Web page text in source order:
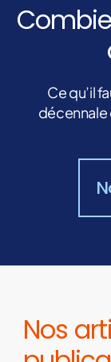
Ce qu’il
décennale
Nos